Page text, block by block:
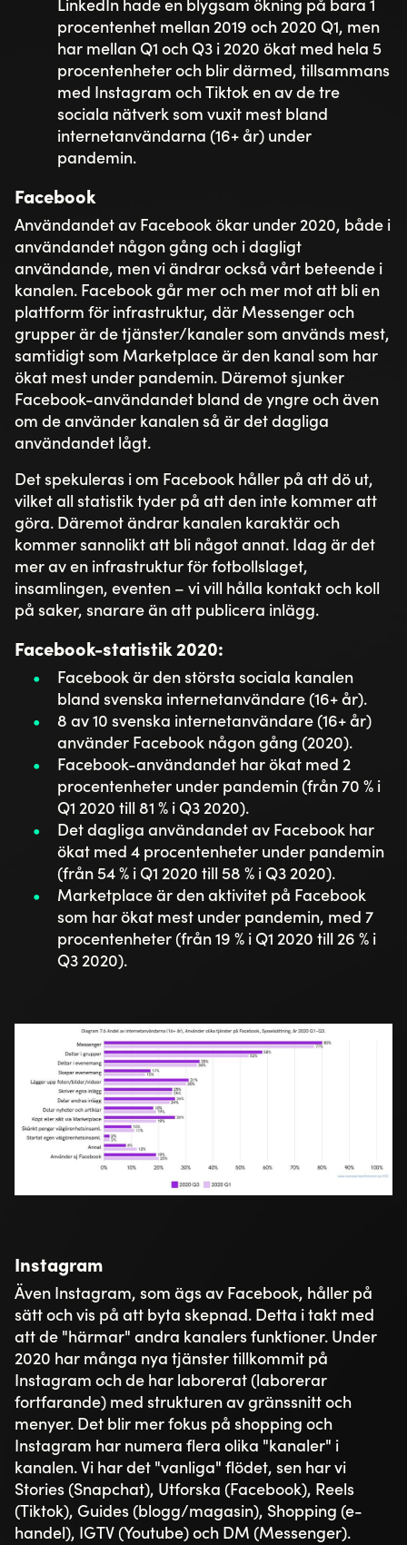
procentenhet mellan 2019 och 2020 Q1, men
har mellan Q1 och Q3 i 2020 ökat med hela 5
procentenheter och blir därmed, tillsammans
med Instagram och Tiktok en av de tre
sociala nätverk som vuxit mest bland
internetanvändarna (16+ år) under
pandemin.
Facebook
Användandet av Facebook ökar under 2020, både i
användandet någon gång och i dagligt
användande, men vi ändrar också vårt beteende i
kanalen. Facebook går mer och mer mot att bli en
plattform för infrastruktur, där Messenger och
grupper är de tjänster/kanaler som används mest,
samtidigt som Marketplace är den kanal som har
ökat mest under pandemin. Däremot sjunker
Facebook-användandet bland de yngre och även
om de använder kanalen så är det dagliga
användandet lågt.
Det spekuleras i om Facebook håller på att dö ut,
vilket all statistik tyder på att den inte kommer att
göra. Däremot ändrar kanalen karaktär och
kommer sannolikt att bli något annat. Idag är det
mer av en infrastruktur för fotbollslaget,
insamlingen, eventen – vi vill hålla kontakt och koll
på saker, snarare än att publicera inlägg.
Facebook-statistik 2020:
Facebook är den största sociala kanalen
bland svenska internetanvändare (16+ år).
8 av 10 svenska internetanvändare (16+ år)
använder Facebook någon gång (2020).
Facebook-användandet har ökat med 2
procentenheter under pandemin (från 70 % i
Q1 2020 till 81 % i Q3 2020).
Det dagliga användandet av Facebook har
ökat med 4 procentenheter under pandemin
(från 54 % i Q1 2020 till 58 % i Q3 2020).
Marketplace är den aktivitet på Facebook
som har ökat mest under pandemin, med 7
procentenheter (från 19 % i Q1 2020 till 26 % i
Q3 2020).
Instagram
Även Instagram, som ägs av Facebook, håller på
sätt och vis på att byta skepnad. Detta i takt med
att de "härmar" andra kanalers funktioner. Under
2020 har många nya tjänster tillkommit på
Instagram och de har laborerat (laborerar
fortfarande) med strukturen av gränssnitt och
menyer. Det blir mer fokus på shopping och
Instagram har numera flera olika "kanaler" i
kanalen. Vi har det "vanliga" flödet, sen har vi
Stories (Snapchat), Utforska (Facebook), Reels
(Tiktok), Guides (blogg/magasin), Shopping (e-
handel), IGTV (Youtube) och DM (Messenger).